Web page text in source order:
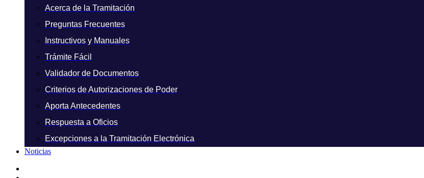
Acerca de la Tramitación
Preguntas Frecuentes
Instructivos y Manuales
Trámite Fácil
Validador de Documentos
Criterios de Autorizaciones de Poder
Aporta Antecedentes
Respuesta a Oficios
Excepciones a la Tramitación Electrónica
Noticias